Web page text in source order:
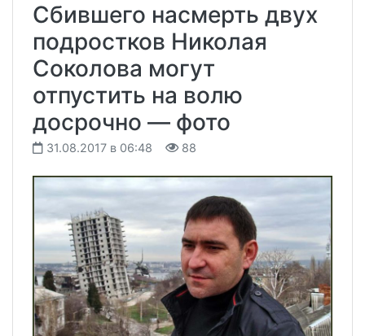
Сбившего насмерть двух
подростков Николая
Соколова могут
отпустить на волю
досрочно — фото
31.08.2017 в 06:48 88